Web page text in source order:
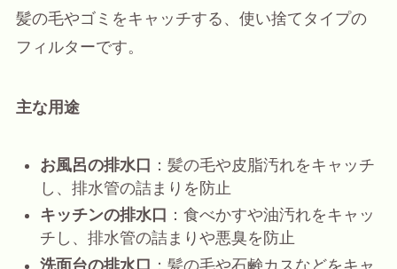
髪の毛やゴミをキャッチする、使い捨てタイプの
フィルターです。
主な用途
お風呂の排水口 ：髪の毛や皮脂汚れをキャッチ
し、排水管の詰まりを防止
キッチンの排水口 ：食べかすや油汚れをキャッ
チし、排水管の詰まりや悪臭を防止
洗面台の排水口 ：髪の毛や石鹸カスなどをキャ